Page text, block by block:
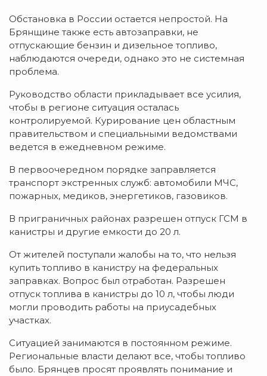
Обстановка в России остается непростой. На
Брянщине также есть автозаправки, не
отпускающие бензин и дизельное топливо,
наблюдаются очереди, однако это не системная
проблема.
Руководство области прикладывает все усилия,
чтобы в регионе ситуация осталась
контролируемой. Курирование цен областным
правительством и специальными ведомствами
ведется в ежедневном режиме.
В первоочередном порядке заправляется
транспорт экстренных служб: автомобили МЧС,
пожарных, медиков, энергетиков, газовиков.
В приграничных районах разрешен отпуск ГСМ в
канистры и другие емкости до 20 л.
От жителей поступали жалобы на то, что нельзя
купить топливо в канистру на федеральных
заправках. Вопрос был отработан. Разрешен
отпуск топлива в канистры до 10 л, чтобы люди
могли проводить работы на приусадебных
участках.
Ситуацией занимаются в постоянном режиме.
Региональные власти делают все, чтобы топливо
было. Брянцев просят проявлять понимание и